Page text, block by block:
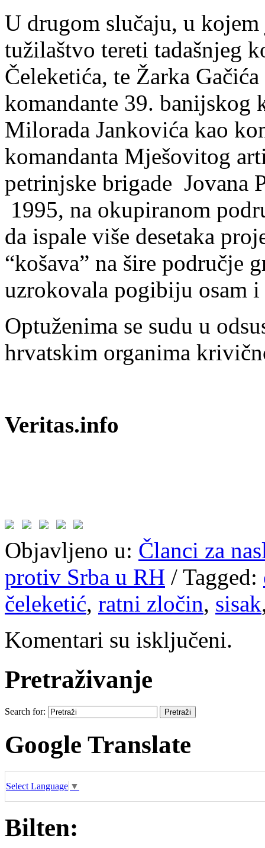
U drugom slučaju, u
tužilaštvo tereti tadašnjeg
Čeleketića, te Žarka
komandante 39. banijskog
Milorada Jankovića kao
komandanta Mješovitog
petrinjske brigade Jovana
1995, na okupiranom
da ispale više desetaka
“košava” na šire područje
uzrokovala pogibiju osam
Optuženima se sudu u
hrvatskim organima
Veritas.info
Objavljeno u: Članci za
protiv Srba u RH / Tagged:
čeleketić, ratni zločin, sisak
Komentari su isključeni.
Pretraživanje
Search for:
Google Translate
Select Language ▼
Bilten: